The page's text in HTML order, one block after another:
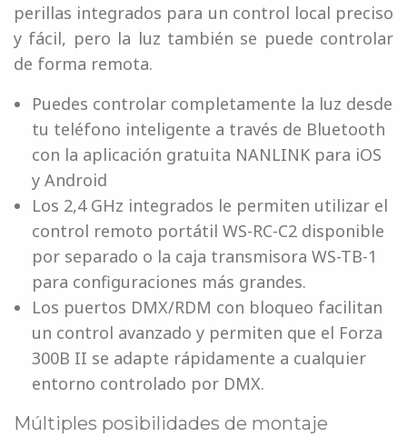
perillas integrados para un control local preciso
y fácil, pero la luz también se puede controlar
de forma remota.
Puedes controlar completamente la luz desde
tu teléfono inteligente a través de Bluetooth
con la aplicación gratuita NANLINK para iOS
y Android
Los 2,4 GHz integrados le permiten utilizar el
control remoto portátil WS-RC-C2 disponible
por separado o la caja transmisora ​​WS-TB-1
para configuraciones más grandes.
Los puertos DMX/RDM con bloqueo facilitan
un control avanzado y permiten que el Forza
300B II se adapte rápidamente a cualquier
entorno controlado por DMX.
Múltiples posibilidades de montaje